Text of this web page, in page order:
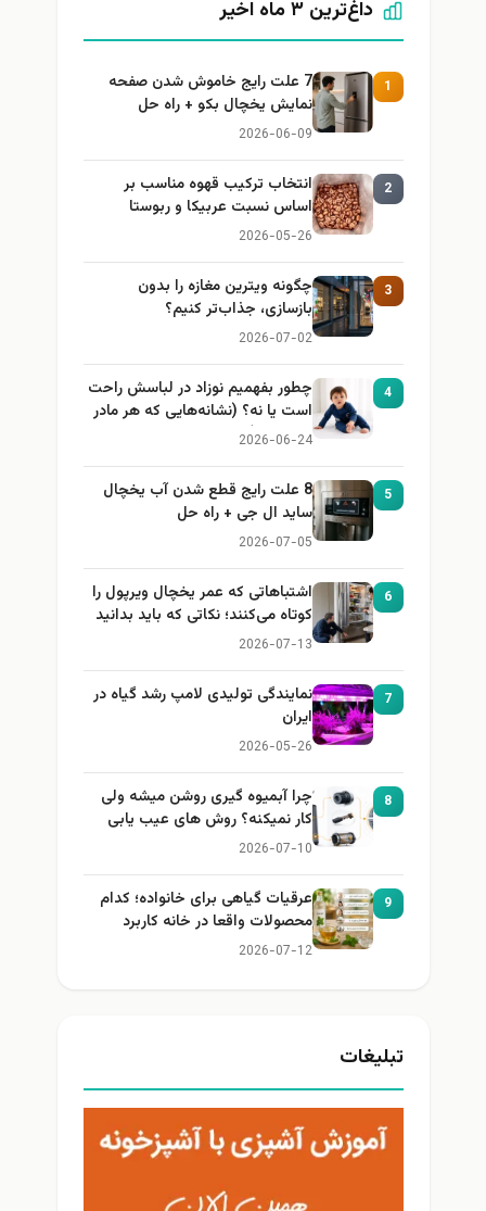
داغ‌ترین ۳ ماه اخیر
1
7 علت رایج خاموش شدن صفحه
نمایش یخچال بکو + راه حل
2026-06-09
2
انتخاب ترکیب قهوه مناسب بر
اساس نسبت عربیکا و ربوستا
2026-05-26
3
چگونه ویترین مغازه را بدون
بازسازی، جذاب‌تر کنیم؟
2026-07-02
4
چطور بفهمیم نوزاد در لباسش راحت
است یا نه؟ (نشانه‌هایی که هر مادر
باید بداند)
2026-06-24
5
8 علت رایج قطع شدن آب یخچال
ساید ال جی + راه حل
2026-07-05
6
اشتباهاتی که عمر یخچال ویرپول را
کوتاه می‌کنند؛ نکاتی که باید بدانید
2026-07-13
7
نمایندگی تولیدی لامپ رشد گیاه در
ایران
2026-05-26
8
چرا آبمیوه گیری روشن میشه ولی
کار نمیکنه؟ روش های عیب یابی
2026-07-10
9
عرقیات گیاهی برای خانواده؛ کدام
محصولات واقعا در خانه کاربرد
دارند؟
2026-07-12
تبلیغات